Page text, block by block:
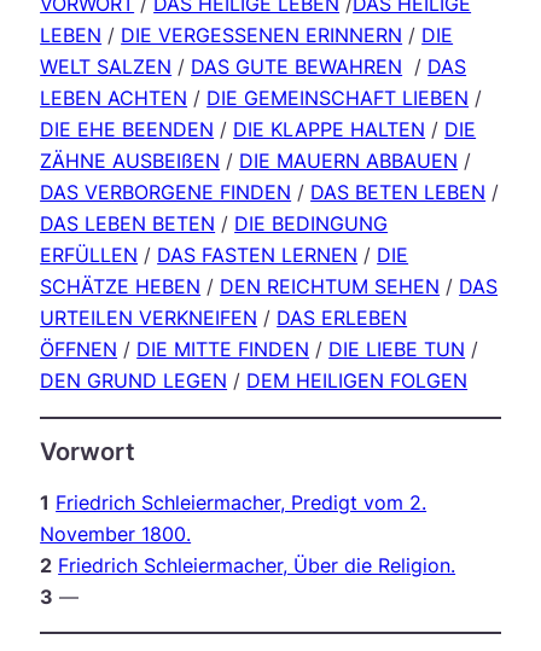
LEBEN / DIE VERGESSENEN ERINNERN / DIE
WELT SALZEN / DAS GUTE BEWAHREN / DAS
LEBEN ACHTEN / DIE GEMEINSCHAFT LIEBEN /
DIE EHE BEENDEN / DIE KLAPPE HALTEN / DIE
ZÄHNE AUSBEIßEN / DIE MAUERN ABBAUEN /
DAS VERBORGENE FINDEN / DAS BETEN LEBEN /
DAS LEBEN BETEN / DIE BEDINGUNG
ERFÜLLEN / DAS FASTEN LERNEN / DIE
SCHÄTZE HEBEN / DEN REICHTUM SEHEN / DAS
URTEILEN VERKNEIFEN / DAS ERLEBEN
ÖFFNEN / DIE MITTE FINDEN / DIE LIEBE TUN /
DEN GRUND LEGEN / DEM HEILIGEN FOLGEN
Vorwort
1 Friedrich Schleiermacher, Predigt vom 2.
November 1800.
2 Friedrich Schleiermacher, Über die Religion.
3 —